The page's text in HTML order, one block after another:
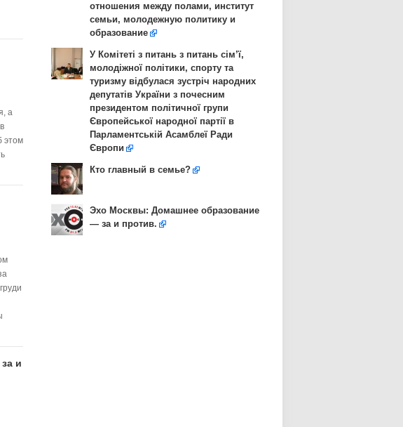
а
этом
и
отношения между полами, институт
семьи, молодежную политику и
образование
У Комітеті з питань з питань сім’ї,
молодіжної політики, спорту та
туризму відбулася зустріч народних
депутатів України з почесним
президентом політичної групи
Європейської народної партії в
Парламентській Асамблеї Ради
Європи
Кто главный в семье?
Эхо Москвы: Домашнее образование
— за и против.